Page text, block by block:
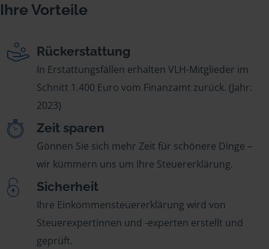
Ihre Vorteile
Rückerstattung
In Erstattungsfällen erhalten VLH-Mitglieder im
Schnitt 1.400 Euro vom Finanzamt zurück. (Jahr:
2023)
Zeit sparen
Gönnen Sie sich mehr Zeit für schönere Dinge –
wir kümmern uns um Ihre Steuererklärung.
Sicherheit
Ihre Einkommensteuererklärung wird von
Steuerexpertinnen und -experten erstellt und
geprüft.